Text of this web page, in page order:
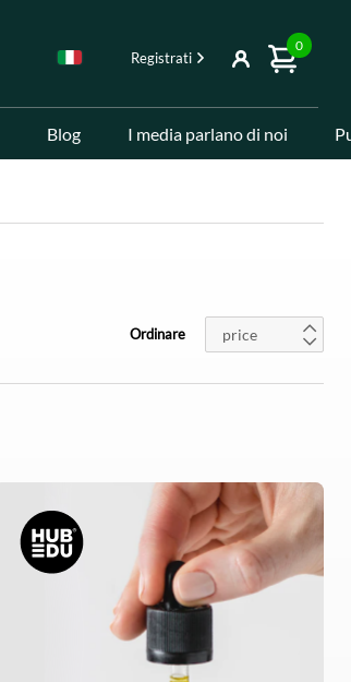
Registrati
0
Blog I media parlano di noi
Ordinare price